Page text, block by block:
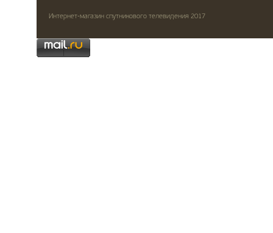
Интернет-магазин спутникового телевидения 2017